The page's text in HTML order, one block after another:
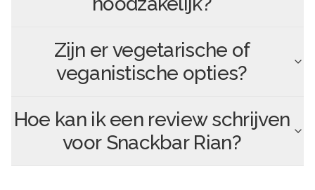
Zijn er vegetarische of
veganistische opties?
Hoe kan ik een review schrijven
voor Snackbar Rian?